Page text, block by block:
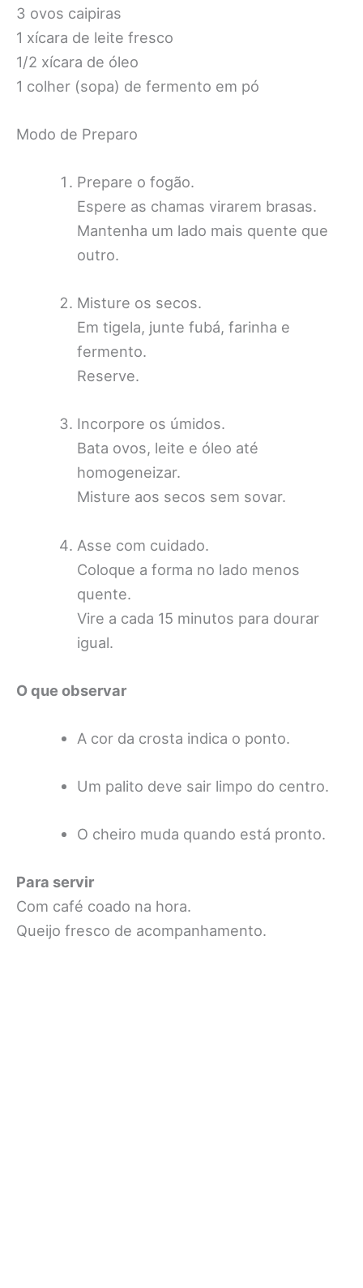
3 ovos caipiras
1 xícara de leite fresco
1/2 xícara de óleo
1 colher (sopa) de fermento em pó
Modo de Preparo
Prepare o fogão.
Espere as chamas virarem brasas.
Mantenha um lado mais quente que
outro.
Misture os secos.
Em tigela, junte fubá, farinha e
fermento.
Reserve.
Incorpore os úmidos.
Bata ovos, leite e óleo até
homogeneizar.
Misture aos secos sem sovar.
Asse com cuidado.
Coloque a forma no lado menos
quente.
Vire a cada 15 minutos para dourar
igual.
O que observar
A cor da crosta indica o ponto.
Um palito deve sair limpo do centro.
O cheiro muda quando está pronto.
Para servir
Com café coado na hora.
Queijo fresco de acompanhamento.